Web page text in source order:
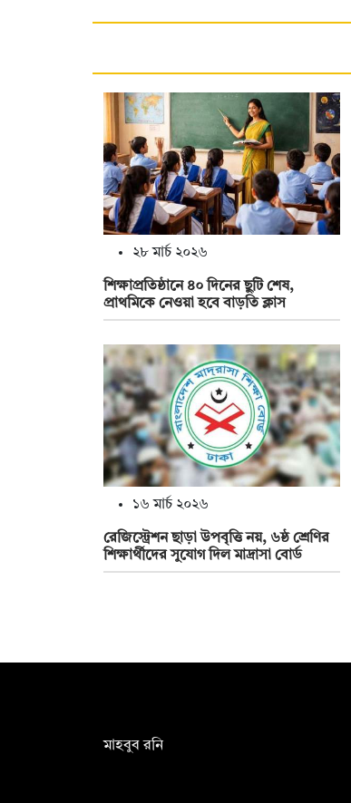
২৮ মার্চ ২০২৬
শিক্ষাপ্রতিষ্ঠানে ৪০ দিনের ছুটি শেষ,
প্রাথমিকে নেওয়া হবে বাড়তি ক্লাস
১৬ মার্চ ২০২৬
রেজিস্ট্রেশন ছাড়া উপবৃত্তি নয়, ৬ষ্ঠ শ্রেণির
শিক্ষার্থীদের সুযোগ দিল মাদ্রাসা বোর্ড
মাহবুব রনি